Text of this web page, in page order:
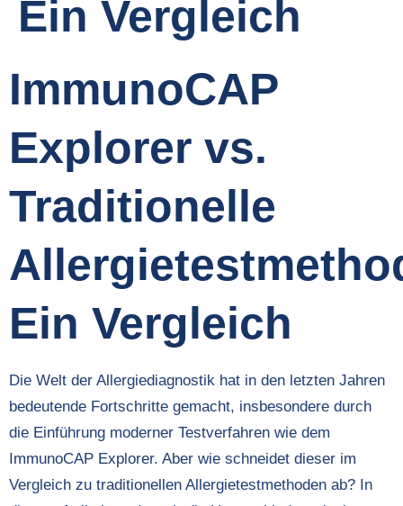
Ein Vergleich
ImmunoCAP
Explorer vs.
Traditionelle
Ein Vergleich
Die Welt der Allergiediagnostik hat in den letzten Jahren
bedeutende Fortschritte gemacht, insbesondere durch
die Einführung moderner Testverfahren wie dem
ImmunoCAP Explorer. Aber wie schneidet dieser im
Vergleich zu traditionellen Allergietestmethoden ab? In